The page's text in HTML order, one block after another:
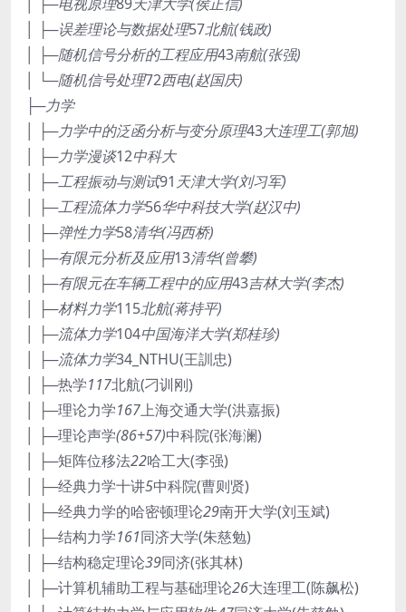
│ ├─误差理论与数据处理57北航(钱政)
│ ├─随机信号分析的工程应用43南航(张强)
│ └─随机信号处理72西电(赵国庆)
├─力学
│ ├─力学中的泛函分析与变分原理43大连理工(郭旭)
│ ├─力学漫谈12中科大
│ ├─工程振动与测试91 天津大学(刘习军)
│ ├─工程流体力学56华中科技大学(赵汉中)
│ ├─弹性力学58清华(冯西桥)
│ ├─有限元分析及应用13清华(曾攀)
│ ├─有限元在车辆工程中的应用43吉林大学(李杰)
│ ├─材料力学115北航(蒋持平)
│ ├─流体力学104中国海洋大学(郑桂珍)
│ ├─流体力学34_NTHU(王訓忠)
│ ├─热学117北航(刁训刚)
│ ├─理论力学167上海交通大学(洪嘉振)
│ ├─理论声学(86+57)中科院(张海澜)
│ ├─矩阵位移法22哈工大(李强)
│ ├─经典力学十讲5中科院(曹则贤)
│ ├─经典力学的哈密顿理论29南开大学(刘玉斌)
│ ├─结构力学161同济大学(朱慈勉)
│ ├─结构稳定理论39同济(张其林)
│ ├─计算机辅助工程与基础理论26大连理工(陈飙松)